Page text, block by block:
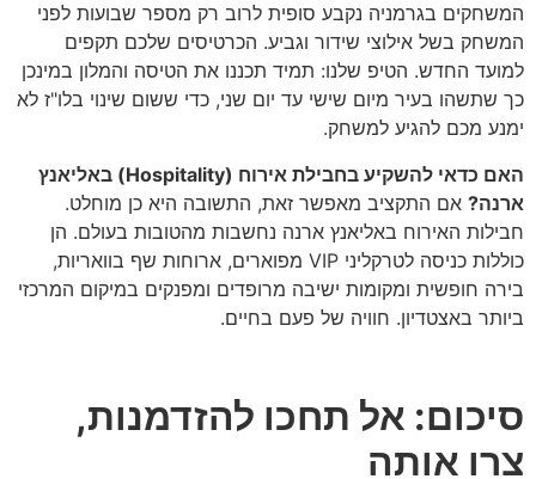
המשחקים בגרמניה נקבע סופית לרוב רק מספר שבועות לפני
המשחק בשל אילוצי שידור וגביע. הכרטיסים שלכם תקפים
למועד החדש. הטיפ שלנו: תמיד תכננו את הטיסה והמלון במינכן
כך שתשהו בעיר מיום שישי עד יום שני, כדי ששום שינוי בלו"ז לא
ימנע מכם להגיע למשחק.
האם כדאי להשקיע בחבילת אירוח (Hospitality) באליאנץ
ארנה? אם התקציב מאפשר זאת, התשובה היא כן מוחלט.
חבילות האירוח באליאנץ ארנה נחשבות מהטובות בעולם. הן
כוללות כניסה לטרקליני VIP מפוארים, ארוחות שף בוואריות,
בירה חופשית ומקומות ישיבה מרופדים ומפנקים במיקום המרכזי
ביותר באצטדיון. חוויה של פעם בחיים.
סיכום: אל תחכו להזדמנות,
צרו אותה